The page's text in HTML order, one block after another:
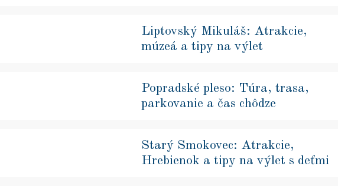
Liptovský Mikuláš: Atrakcie,
múzeá a tipy na výlet
Popradské pleso: Túra, trasa,
parkovanie a čas chôdze
Starý Smokovec: Atrakcie,
Hrebienok a tipy na výlet s deťmi